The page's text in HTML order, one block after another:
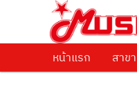
Music
ศูนย์รวมครื่องด
Skip to
Skip to
หน้าแรก สาขา